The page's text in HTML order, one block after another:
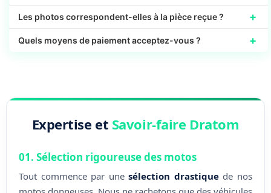
Les photos correspondent-elles à la pièce reçue ? +
Quels moyens de paiement acceptez-vous ? +
Expertise et Savoir-faire Dratom
01. Sélection rigoureuse des motos
Tout commence par unesélection drastiquede nos